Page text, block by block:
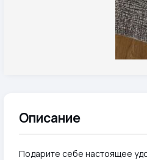
Описание
Подарите себе настоящее